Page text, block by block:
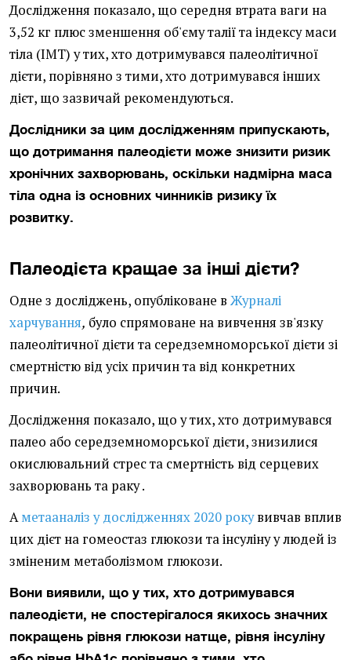
Дослідження показало, що середня втрата ваги на
3,52 кг плюс зменшення об'єму талії таіндексу маси
тіла (ІМТ) у тих, хто дотримувався палеолітичної
дієти, порівняно з тими, хто дотримувався інших
дієт, що зазвичай рекомендуються.
Дослідники за цим дослідженням припускають,
що дотримання палеодієти може знизити ризик
хронічних захворювань, оскільки надмірна маса
тіла одна із основних чинників ризику їх
розвитку.
Палеодієта кращае за інші дієти?
Одне з досліджень, опубліковане в Журналі
харчування, було спрямоване на вивчення зв'язку
палеолітичної дієти та середземноморської дієти зі
смертністю від усіх причин та від конкретних
причин.
Дослідження показало, що у тих, хто дотримувався
палео або середземноморської дієти, знизилися
окислювальний стреста смертність від серцевих
захворювань та раку.
А метааналіз у дослідженнях 2020 року вивчав вплив
цих дієт на гомеостаз глюкози та інсуліну у людей із
зміненим метаболізмом глюкози.
Вони виявили, що у тих, хто дотримувався
палеодієти, не спостерігалося якихось значних
покращень рівня глюкози натще, рівня інсуліну